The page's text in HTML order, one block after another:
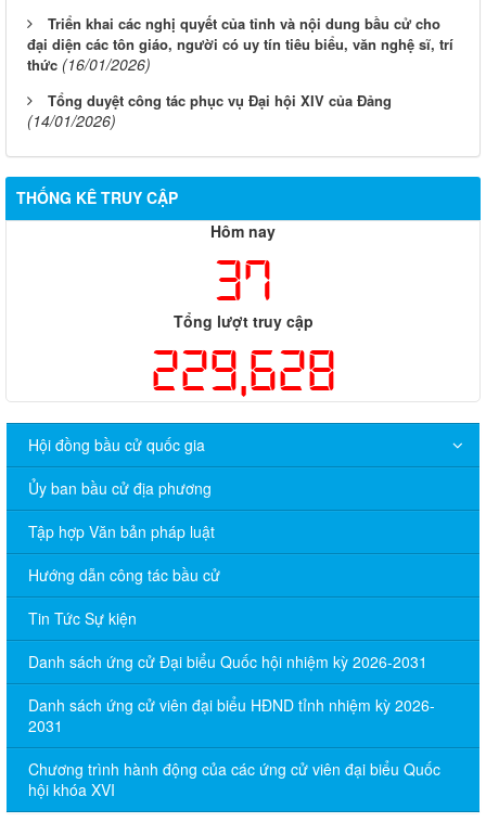
Triển khai các nghị quyết của tỉnh và nội dung bầu cử cho
đại diện các tôn giáo, người có uy tín tiêu biểu, văn nghệ sĩ, trí
thức (16/01/2026)
Tổng duyệt công tác phục vụ Đại hội XIV của Đảng
(14/01/2026)
THỐNG KÊ TRUY CẬP
Hôm nay
37
Tổng lượt truy cập
229,628
Hội đồng bầu cử quốc gia
Ủy ban bầu cử địa phương
Tập hợp Văn bản pháp luật
Hướng dẫn công tác bầu cử
Tin Tức Sự kiện
Danh sách ứng cử Đại biểu Quốc hội nhiệm kỳ 2026-2031
Danh sách ứng cử viên đại biểu HĐND tỉnh nhiệm kỳ 2026-
2031
Chương trình hành động của các ứng cử viên đại biểu Quốc
hội khóa XVI